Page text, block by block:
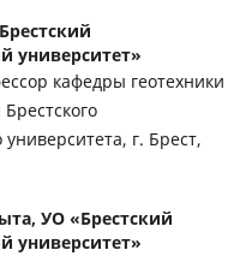
университет»
кафедры геотехники
университета, г. Брест,
УО «Брестский
университет»